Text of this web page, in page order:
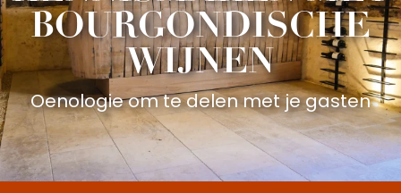
BOURGONDISCHE
WIJNEN
Oenologie om te delen met je gasten